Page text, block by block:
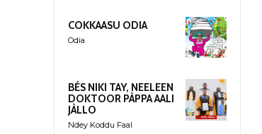
COKKAASU ODIA
Odia
BÉS NIKI TAY, NEELEEN
DOKTOOR PÀPPA AALI
JÀLLO
Ndey Koddu Faal